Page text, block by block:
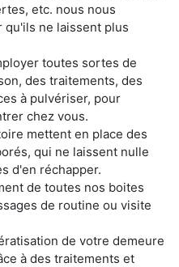
etc. nous nous
ne laissent plus
toutes sortes de
des traitements, des
à pulvériser, pour
chez vous.
mettent en place des
qui ne laissent nulle
d'en réchapper.
de toutes nos boites
de routine ou visite
de votre demeure
à des traitements et